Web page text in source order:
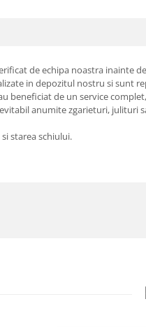
de echipa noastra inainte
in depozitul nostru si sunt
beneficiat de un service
anumite zgarieturi, julituri
starea schiului.